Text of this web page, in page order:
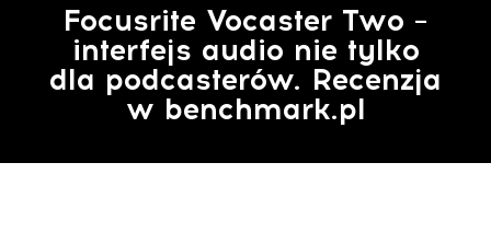
Focusrite Vocaster Two –
interfejs audio nie tylko
dla podcasterów. Recenzja
w benchmark.pl